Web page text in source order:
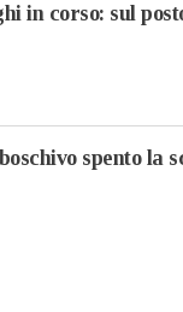
in corso: sul
spento la